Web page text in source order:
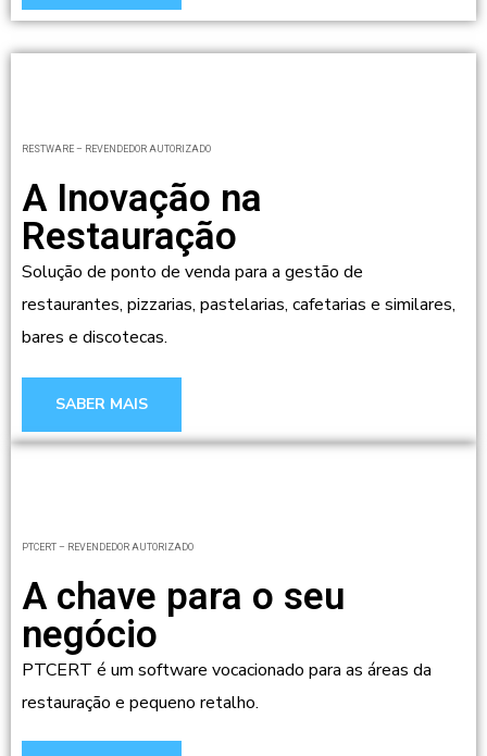
RESTWARE – REVENDEDOR AUTORIZADO
A Inovação na
Restauração
Solução de ponto de venda para a gestão de
restaurantes, pizzarias, pastelarias, cafetarias e similares,
bares e discotecas.
SABER MAIS
PTCERT – REVENDEDOR AUTORIZADO
A chave para o seu
negócio
PTCERT é um software vocacionado para as áreas da
restauração e pequeno retalho.